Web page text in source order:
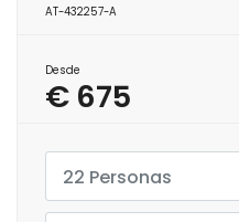
AT-432257-A
Desde
€ 675
22 Personas